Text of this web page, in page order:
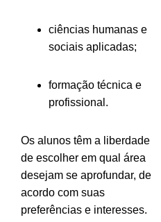
ciências humanas e
sociais aplicadas;
formação técnica e
profissional.
Os alunos têm a liberdade
de escolher em qual área
desejam se aprofundar, de
acordo com suas
preferências e interesses.